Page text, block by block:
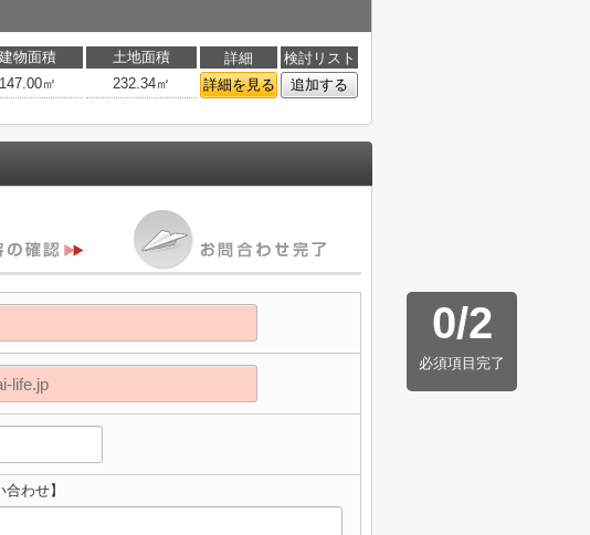
建物面積 土地面積 詳細
検討リスト
147.00㎡ 232.34㎡ 詳細を見る 追加する
0/2
必須項目完了
わせ】